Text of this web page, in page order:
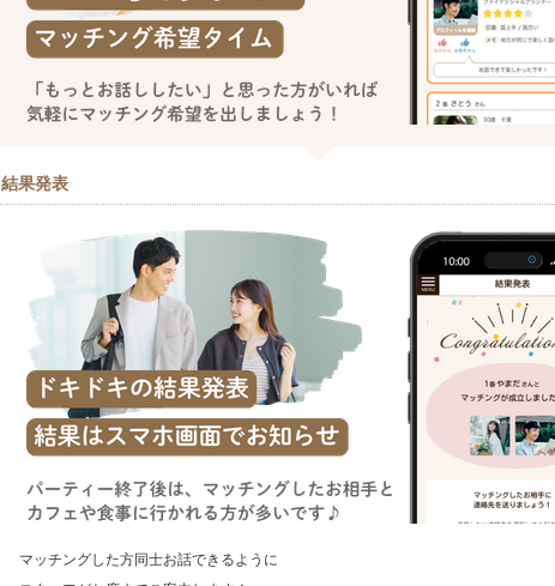
結果発表
マッチングした方同士お話できるように